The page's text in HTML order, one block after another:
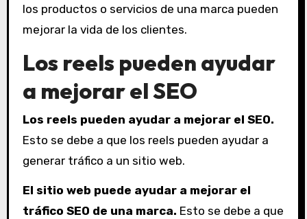
los productos o servicios de una marca pueden
mejorar la vida de los clientes.
Los reels pueden ayudar
a mejorar el SEO
Los reels pueden ayudar a mejorar el SEO.
Esto se debe a que los reels pueden ayudar a
generar tráfico a un sitio web.
El sitio web puede ayudar a mejorar el
tráfico SEO de una marca. Esto se debe a que